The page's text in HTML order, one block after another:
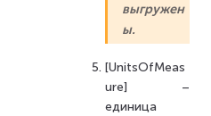
выгружен
ы.
[UnitsOfMeas
ure] –
единица